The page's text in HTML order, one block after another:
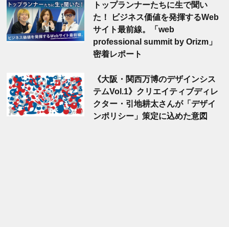
トップランナーたちに生で聞い
た！ ビジネス価値を発揮するWeb
サイト最前線。「web
professional summit by Orizm」
密着レポート
《大阪・関西万博のデザインシス
テムVol.1》クリエイティブディレ
クター・引地耕太さんが「デザイ
ンポリシー」策定に込めた意図